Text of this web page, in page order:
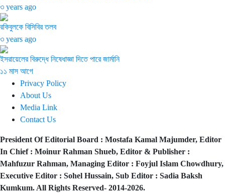
৩ years ago
রকিবুলকে বিসিবির তলব
৩ years ago
ইসরায়েলের বিরুদ্ধে নিষেধাজ্ঞা দিতে পারে জার্মানি
১১ মাস আগে
Privacy Policy
About Us
Media Link
Contact Us
President Of Editorial Board : Mostafa Kamal Majumder, Editor
In Chief : Moinur Rahman Shueb, Editor & Publisher :
Mahfuzur Rahman, Managing Editor : Foyjul Islam Chowdhury,
Executive Editor : Sohel Hussain, Sub Editor : Sadia Baksh
Kumkum. All Rights Reserved- 2014-2026.